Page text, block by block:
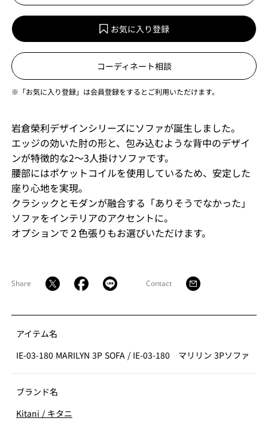
お気に入り登録
コーディネート相談
※「お気に入り登録」は会員登録をするとご利用いただけます。
岩倉榮利デザインシリーズにソファが誕生しました。
エッジの効いた肘の形と、包み込むような背中のデザイ
ンが特徴的な2～3人掛けソファです。
腰部にはポケットコイルを使用しているため、安定した
座り心地を実現。
クラシックとモダンが融合する「ありそうでなかった」
ソファをインテリアのアクセントに。
オプションで２色張りもお選びいただけます。
Share Contact
アイテム名
IE-03-180 MARILYN 3P SOFA / IE-03-180 マリリン 3Pソファ
ブランド名
Kitani / キタニ